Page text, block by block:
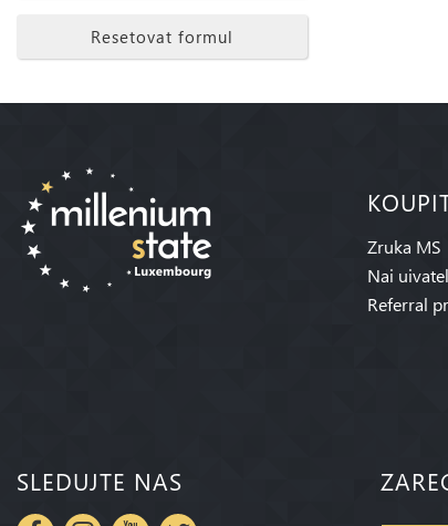
Resetovat formul
Zruka MS
Nai uivatel
Referral
SLEDUJTE NAS